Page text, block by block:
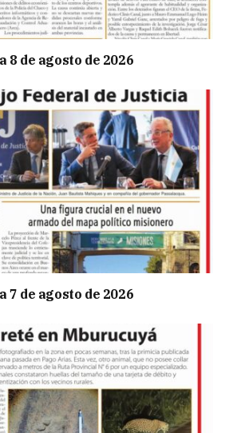
8 de agosto de 2026
7 de agosto de 2026